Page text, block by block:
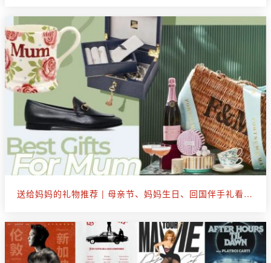
送给妈妈的礼物推荐 | 母亲节、妈妈生日、回国伴手礼看这篇就够了